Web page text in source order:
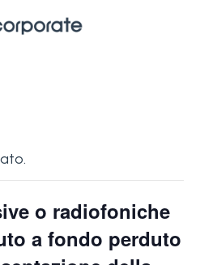
o radiofoniche
a fondo perduto